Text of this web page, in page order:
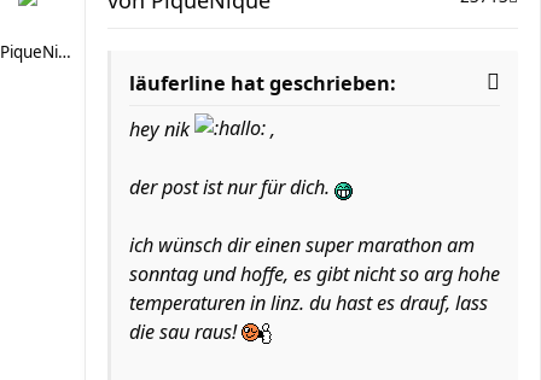
PiqueNique
läuferline hat geschrieben:
hey nik
,
der post ist nur für dich.
ich wünsch dir einen super marathon am
sonntag und hoffe, es gibt nicht so arg hohe
temperaturen in linz. du hast es drauf, lass
die sau raus!